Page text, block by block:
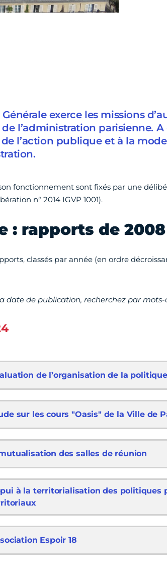
Générale exerce les missions
de l’administration parisienne.
de l’action publique et à la
fonctionnement sont fixés par une
n° 2014 IGVP 1001).
: rapports de
classés par année (en ordre
date de publication, recherchez par
de l’organisation de la
sur les cours "Oasis" de la Ville de
des salles de réunion
à la territorialisation des politiques
Espoir 18